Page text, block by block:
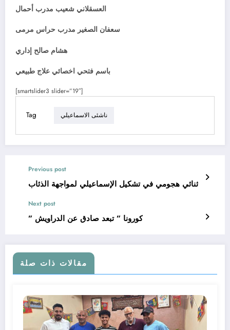
العسقلاني شعيب مدرب أحمال
سعفان الصغير مدرب حراس مرمى
هشام صالح إداري
باسم فتحي اخصائي علاج طبيعي
[smartslider3 slider=”19″]
Tag ناشئى الاسماعيلي
Previous post
ثنائي هجومي في تشكيل الإسماعيلي لمواجهة الذئاب
Next post
” كورونا ” تبعد صادق عن الدراويش
مقالات ذات صلة